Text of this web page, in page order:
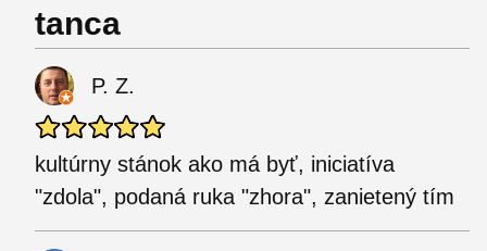
tanca
P. Z.
kultúrny stánok ako má byť, iniciatíva
"zdola", podaná ruka "zhora", zanietený tím